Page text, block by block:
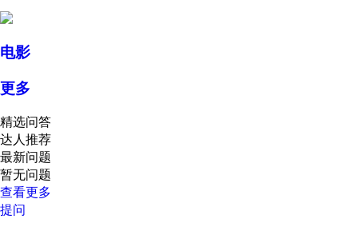
电影
更多
精选问答
达人推荐
最新问题
暂无问题
查看更多
提问